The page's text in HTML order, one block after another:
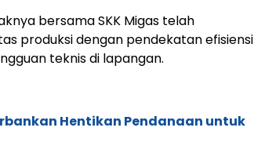
bersama SKK Migas telah
produksi dengan pendekatan efisiensi
teknis di lapangan.
Hentikan Pendanaan untuk